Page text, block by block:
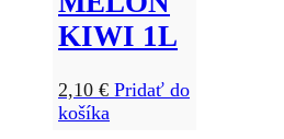
KIWI 1L
2,10 € Pridať do
košíka